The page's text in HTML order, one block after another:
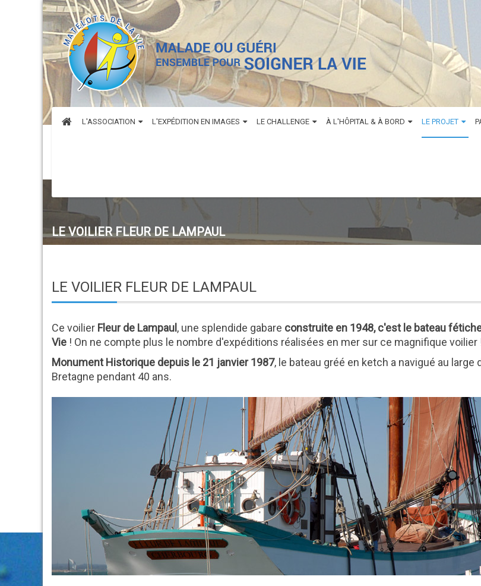
L'ASSOCIATION L'EXPÉDITION EN IMAGES LE CHALLENGE À L'HÔPITAL & À BORD LE PROJET
LE VOILIER FLEUR DE LAMPAUL
LE VOILIER FLEUR DE LAMPAUL
Ce voilier Fleur de Lampaul , une splendide gabare construite en 1948, c'est le bateau
Vie ! On ne compte plus le nombre d'expéditions réalisées en mer sur ce magnifique voilier
Monument Historique depuis le 21 janvier 1987, le bateau gréé en ketch a navigué au large
Bretagne pendant 40 ans.